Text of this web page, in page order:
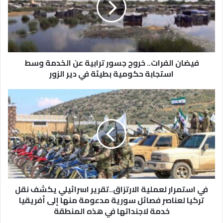
ترابية
عن
الخدمة
وسط
استجابة
حكومية
دير
الزور
فيضان الفرات.. خروج جسور ترابية عن الخدمة وسط
استجابة حكومية بطيئة في دير الزور
في
استمرار
لعملية
الارتزاق..تقرير
اسرائيلي
يكشف
نقل
تركيا
لعناصر
فصائل
سورية
مدعومة
في استمرار لعملية الارتزاق..تقرير اسرائيلي يكشف نقل
تركيا لعناصر فصائل سورية مدعومة منها إلى أفريقيا
خدمة لاجنداتها في هذه المنطقة